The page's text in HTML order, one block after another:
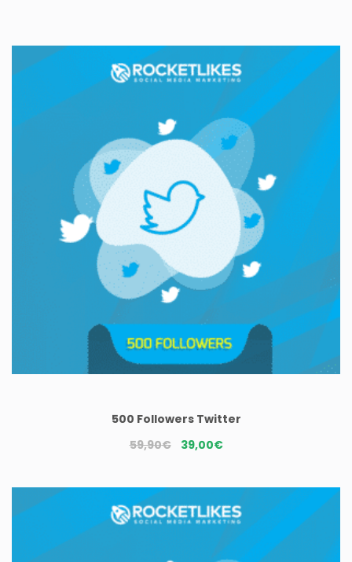
500 Followers Twitter
59,90€ Le
initial
était :
59,90€.
39,00€Le
actuel
est :
39,00€.